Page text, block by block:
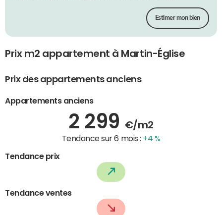
Estimer mon bien
Prix m2 appartement à Martin-Église
Prix des appartements anciens
Appartements anciens
2 299 €/m2
Tendance sur 6 mois : +4 %
Tendance prix
Tendance ventes